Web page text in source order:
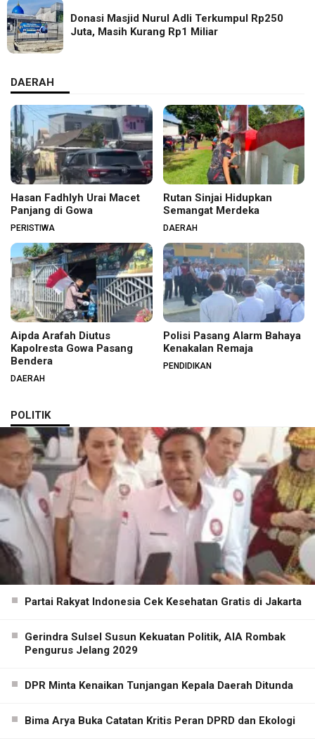
Donasi Masjid Nurul Adli Terkumpul Rp250
Juta, Masih Kurang Rp1 Miliar
DAERAH
Hasan Fadhlyh Urai Macet
Panjang di Gowa
PERISTIWA
Rutan Sinjai Hidupkan
Semangat Merdeka
DAERAH
Aipda Arafah Diutus
Kapolresta Gowa Pasang
Bendera
DAERAH
Polisi Pasang Alarm Bahaya
Kenakalan Remaja
PENDIDIKAN
POLITIK
Partai Rakyat Indonesia Cek Kesehatan Gratis di Jakarta
Gerindra Sulsel Susun Kekuatan Politik, AIA Rombak
Pengurus Jelang 2029
DPR Minta Kenaikan Tunjangan Kepala Daerah Ditunda
Bima Arya Buka Catatan Kritis Peran DPRD dan Ekologi